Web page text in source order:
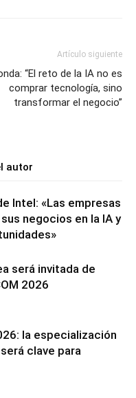
Artículo siguiente
“El reto de la IA no es
comprar tecnología, sino
transformar el negocio”
autor
Intel: «Las empresas
negocios en la IA y
será invitada de
2026
la especialización
clave para